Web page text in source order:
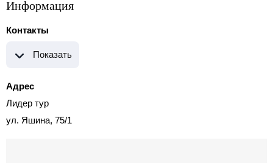
Информация
Контакты
Показать
Адрес
Лидер тур
ул. Яшина, 75/1